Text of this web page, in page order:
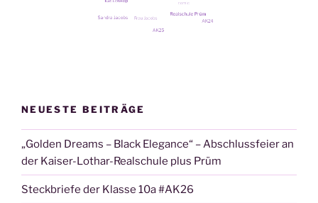
NEUESTE BEITRÄGE
„Golden Dreams – Black Elegance“ – Abschlussfeier an
der Kaiser-Lothar-Realschule plus Prüm
Steckbriefe der Klasse 10a #AK26